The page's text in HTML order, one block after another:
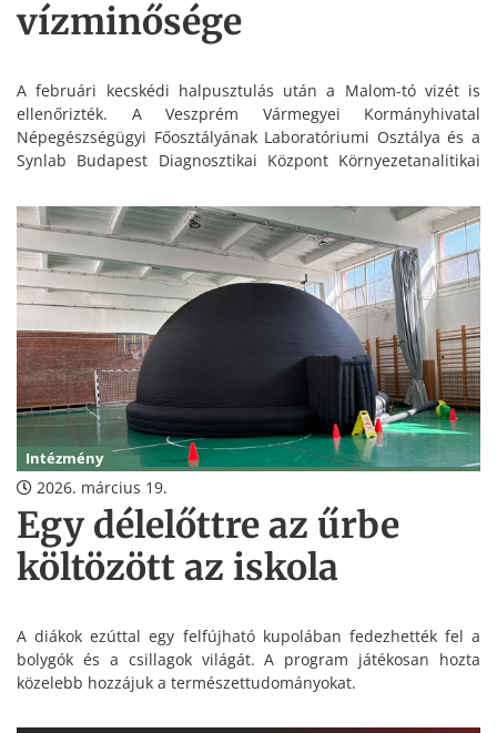
vízminősége
A februári kecskédi halpusztulás után a Malom-tó vizét is
ellenőrizték. A Veszprém Vármegyei Kormányhivatal
Népegészségügyi Főosztályának Laboratóriumi Osztálya és a
Synlab Budapest Diagnosztikai Központ Környezetanalitikai
ki szennyezés.
Intézmény
2026. március 19.
Egy délelőttre az űrbe
költözött az iskola
A diákok ezúttal egy felfújható kupolában fedezhették fel a
bolygók és a csillagok világát. A program játékosan hozta
közelebb hozzájuk a természettudományokat.